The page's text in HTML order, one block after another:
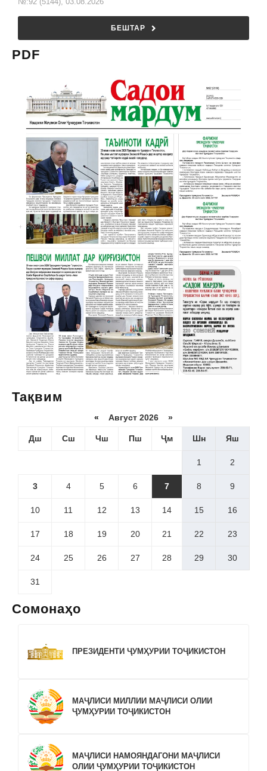
БЕШТАР
PDF
Тақвим
« Август 2026 »
Дш Сш Чш Пш Ҷм Шн Яш
1 2
3 4 5 6 7 8 9
10 11 12 13 14 15 16
17 18 19 20 21 22 23
24 25 26 27 28 29 30
31
Сомонаҳо
ПРЕЗИДЕНТИ ҶУМҲУРИИ ТОҶИКИСТОН
МАҶЛИСИ МИЛЛИИ МАҶЛИСИ ОЛИИ
ҶУМҲУРИИ ТОҶИКИСТОН
МАҶЛИСИ НАМОЯНДАГОНИ МАҶЛИСИ
ОЛИИ ҶУМҲУРИИ ТОҶИКИСТОН